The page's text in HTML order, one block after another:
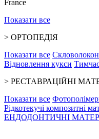
France
Показати все
> ОРТОПЕДІЯ
Показати все
Відновлення кукси
> РЕСТАВРАЦІЙНІ
Показати все
Рідкотекучі композитні
ЕНДОДОНТИЧНІ